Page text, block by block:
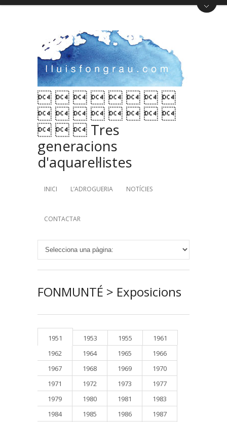
       
       
   Tres
generacions
d'aquarel·listes
INICI L’ADROGUERIA NOTÍCIES
CONTACTAR
FONMUNTÉ > Exposicions
1951 1953 1955
1961
1962
1964 1965
1966
1967
1968 1969
1970
1971
1972 1973
1977
1979
1980 1981
1983
1984
1985 1986
1987